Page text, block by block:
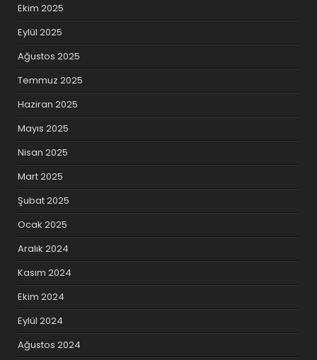
Ekim 2025
Eylül 2025
Ağustos 2025
Temmuz 2025
Haziran 2025
Mayıs 2025
Nisan 2025
Mart 2025
Şubat 2025
Ocak 2025
Aralık 2024
Kasım 2024
Ekim 2024
Eylül 2024
Ağustos 2024